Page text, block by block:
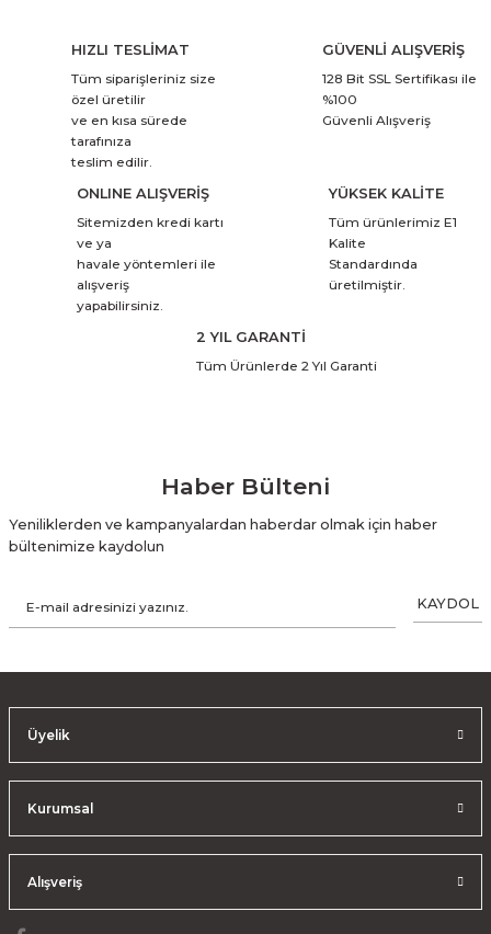
HIZLI TESLİMAT
Tüm siparişleriniz size
özel üretilir
ve en kısa sürede
tarafınıza
teslim edilir.
GÜVENLİ ALIŞVERİŞ
128 Bit SSL Sertifikası ile
%100
Güvenli Alışveriş
ONLINE ALIŞVERİŞ
Sitemizden kredi kartı
ve ya
havale yöntemleri ile
alışveriş
yapabilirsiniz.
YÜKSEK KALİTE
Tüm ürünlerimiz E1
Kalite
Standardında
üretilmiştir.
2 YIL GARANTİ
Tüm Ürünlerde 2 Yıl Garanti
Haber Bülteni
Yeniliklerden ve kampanyalardan haberdar olmak için haber
bültenimize kaydolun
KAYDOL
Üyelik
Kurumsal
Alışveriş